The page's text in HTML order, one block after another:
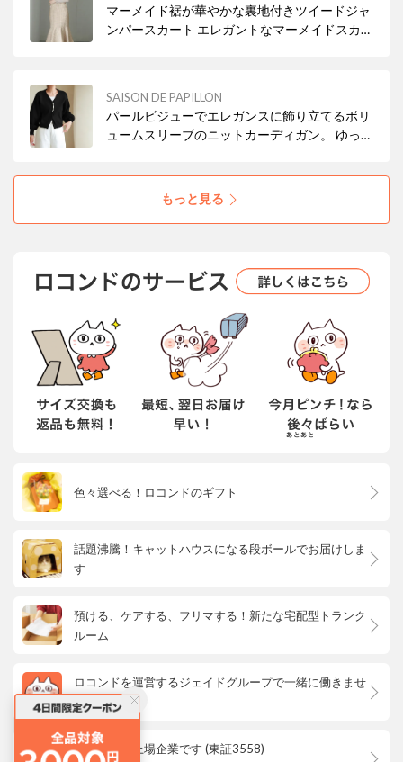
マーメイド裾が華やかな裏地付きツイードジャ
ンパースカート エレガントなマーメイドスカー
します
SAISON DE PAPILLON
パールビジューでエレガンスに飾り立てるボリ
ュームスリーブのニットカーディガン。 ゆった
がガーリーなアイテム
もっと見る
色々選べる！ロコンドのギフト
話題沸騰！キャットハウスになる段ボールでお届けしま
す
預ける、ケアする、フリマする！新たな宅配型トランク
ルーム
ロコンドを運営するジェイドグループで一緒に働きませ
んか？
ロコンドは上場企業です (東証3558)